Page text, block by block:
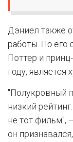
Дэниел также
работы. По его
Поттер и
году, является
"Полукровный
низкий
не тот фильм",
он